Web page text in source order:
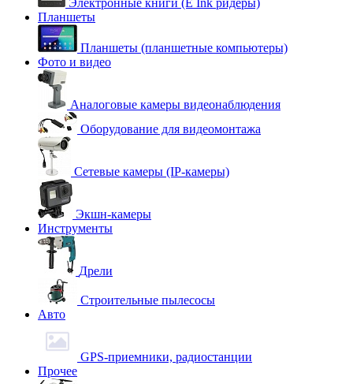
Электронные книги (E Ink ридеры)
Планшеты
Планшеты (планшетные компьютеры)
Фото и видео
Аналоговые камеры видеонаблюдения
Оборудование для видеомонтажа
Сетевые камеры (IP-камеры)
Экшн-камеры
Инструменты
Дрели
Строительные пылесосы
Авто
GPS-приемники, радиостанции
Прочее